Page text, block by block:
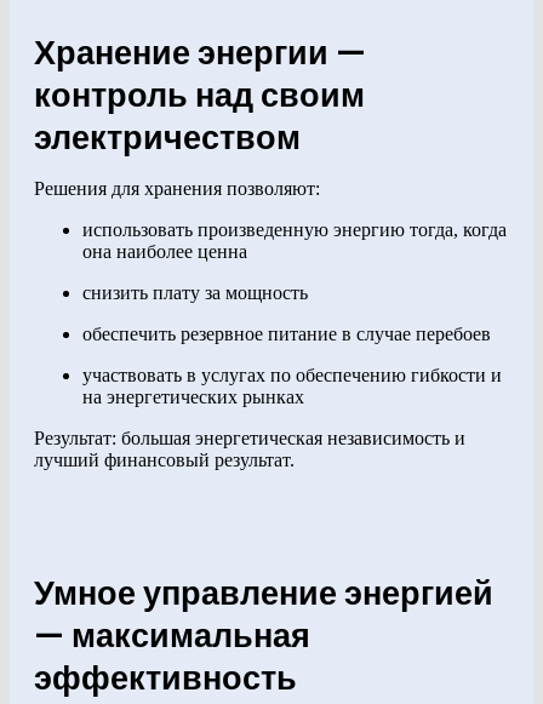
Хранение энергии —
контроль над своим
электричеством
Решения для хранения позволяют:
использовать произведенную энергию тогда, когда
она наиболее ценна
снизить плату за мощность
обеспечить резервное питание в случае перебоев
участвовать в услугах по обеспечению гибкости и
на энергетических рынках
Результат: большая энергетическая независимость и
лучший финансовый результат.
Умное управление энергией
— максимальная
эффективность